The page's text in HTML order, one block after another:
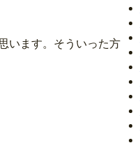
います。そういった方